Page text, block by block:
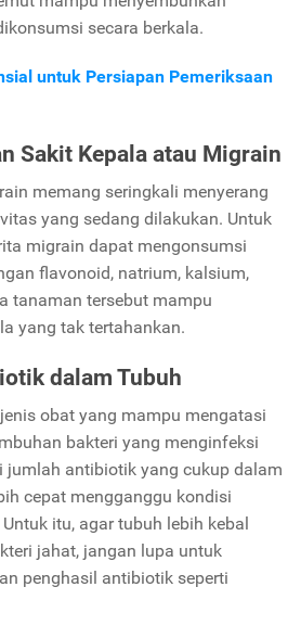
secara berkala.
untuk Persiapan Pemeriksaan
Sakit Kepala atau Migrain
memang seringkali menyerang
yang sedang dilakukan. Untuk
migrain dapat mengonsumsi
flavonoid, natrium, kalsium,
tanaman tersebut mampu
yang tak tertahankan.
dalam Tubuh
obat yang mampu mengatasi
bakteri yang menginfeksi
jumlah antibiotik yang cukup dalam
cepat mengganggu kondisi
itu, agar tubuh lebih kebal
jahat, jangan lupa untuk
penghasil antibiotik seperti